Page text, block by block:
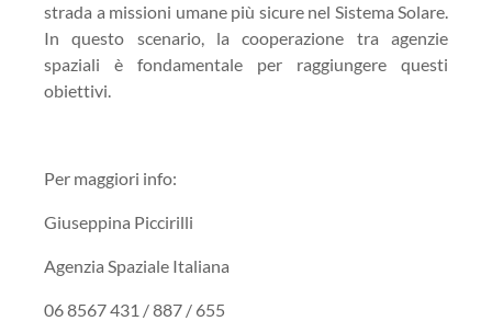
strada a missioni umane più sicure nel Sistema Solare.
In questo scenario, la cooperazione tra agenzie
spaziali è fondamentale per raggiungere questi
obiettivi.
Per maggiori info:
Giuseppina Piccirilli
Agenzia Spaziale Italiana
06 8567 431 / 887 / 655